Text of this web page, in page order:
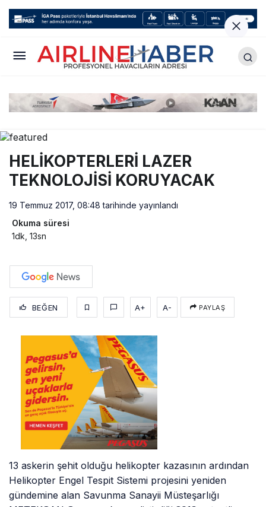
HELİKOPTERLERİ LAZER
TEKNOLOJİSİ KORUYACAK
19 Temmuz 2017, 08:48 tarihinde yayınlandı
Okuma süresi
1dk, 13sn
BEĞEN A+ A- PAYLAŞ
13 askerin şehit olduğu helikopter kazasının ardından
Helikopter Engel Tespit Sistemi projesini yeniden
gündemine alan Savunma Sanayii Müsteşarlığı